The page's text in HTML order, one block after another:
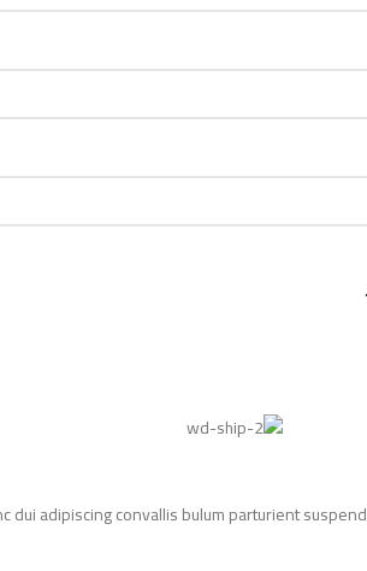
adipiscing convallis bulum parturient